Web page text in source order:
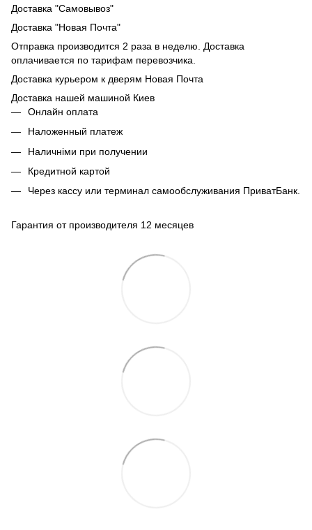
Доставка "Самовывоз"
Доставка "Новая Почта"
Отправка производится 2 раза в неделю. Доставка
оплачивается по тарифам перевозчика.
Доставка курьером к дверям Новая Почта
Доставка нашей машиной Киев
Онлайн оплата
Наложенный платеж
Наличніми при получении
Кредитной картой
Через кассу или терминал самообслуживания ПриватБанк.
Гарантия от производителя 12 месяцев